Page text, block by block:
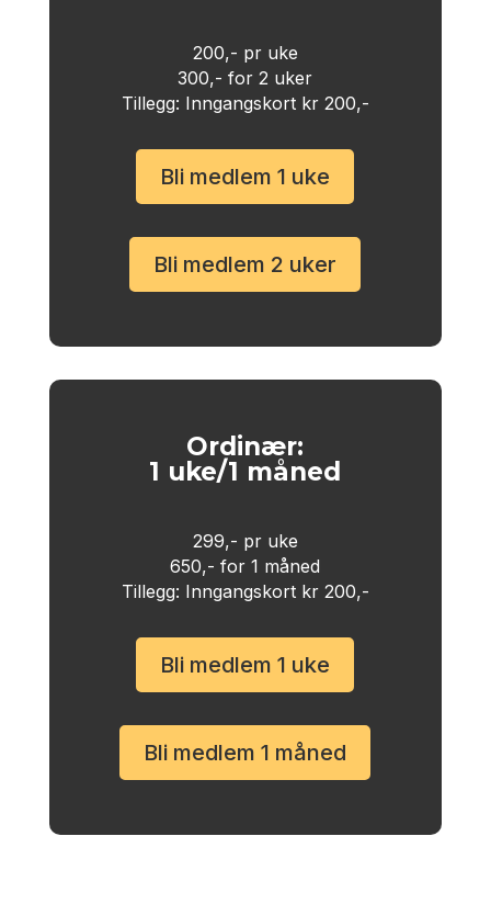
200,- pr uke
300,- for 2 uker
Tillegg: Inngangskort kr 200,-
Bli medlem 1 uke
Bli medlem 2 uker
Ordinær:
1 uke/1 måned
299,- pr uke
650,- for 1 måned
Tillegg: Inngangskort kr 200,-
Bli medlem 1 uke
Bli medlem 1 måned